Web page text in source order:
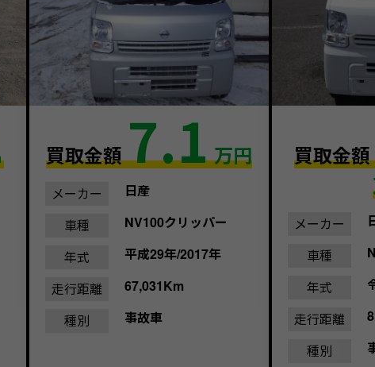
買取金額7.1 万円
メーカー
日産
車種
NV100クリッパー
年式
平成29年/2017年
走行距離
67,031Km
種別
事故車
買取金
メーカー
車種
年式
走行距離
種別